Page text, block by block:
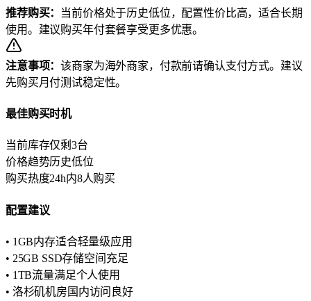
推荐购买：
当前价格处于历史低位，配置性价比高，适合长期
使用。建议购买年付套餐享受更多优惠。
注意事项：该商家为海外商家，付款前请确认支付方式。建议
先购买月付测试稳定性。
最佳购买时机
当前库存仅剩3台
价格趋势历史低位
购买热度24h内8人购买
配置建议
• 1GB内存适合轻量级应用
• 25GB SSD存储空间充足
• 1TB流量满足个人使用
• 洛杉矶机房国内访问良好